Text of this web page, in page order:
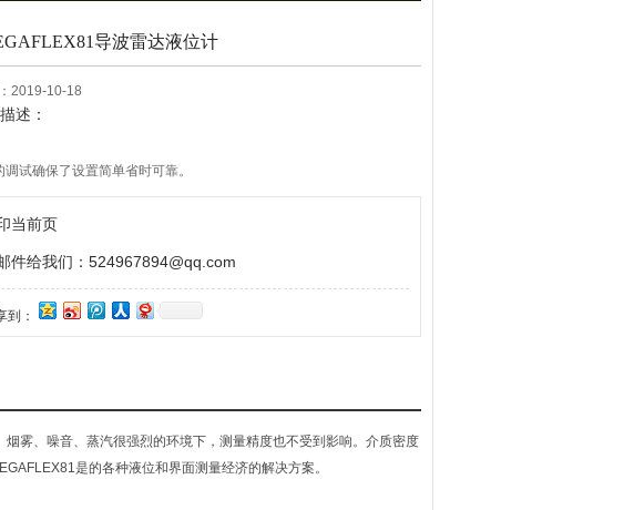
导波雷达液位计
2019-10-18
述：
调试确保了设置简单省时可靠。
合诊断能力，确保了免维护的操作，因此设备的广泛的适用性。
当前页
件给我们：524967894@qq.com
到：
雾、噪音、蒸汽很强烈的环境下，测量精度也不受到影响。介质密度
是的各种液位和界面测量经济的解决方案。